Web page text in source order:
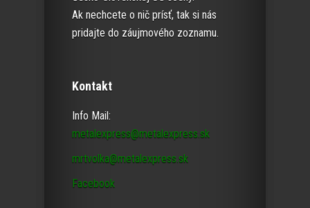
Ak nechcete o nič prísť, tak si nás
pridajte do záujmového zoznamu.
Kontakt
Info Mail:
metalexpress@metalexpress.sk
mrtvolka@metalexpress.sk
Facebook